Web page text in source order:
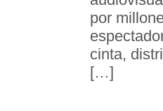
por
cinta,
[…]